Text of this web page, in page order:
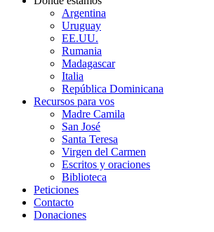
Argentina
Uruguay
EE.UU.
Rumania
Madagascar
Italia
República Dominicana
Recursos para vos
Madre Camila
San José
Santa Teresa
Virgen del Carmen
Escritos y oraciones
Biblioteca
Peticiones
Contacto
Donaciones